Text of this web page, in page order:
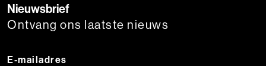
Nieuwsbrief
Ontvang ons laatste nieuws
E-mailadres